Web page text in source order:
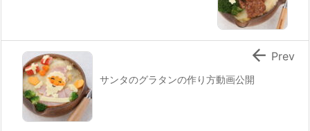
サンタのグラタンの作り方動画公開
 Prev